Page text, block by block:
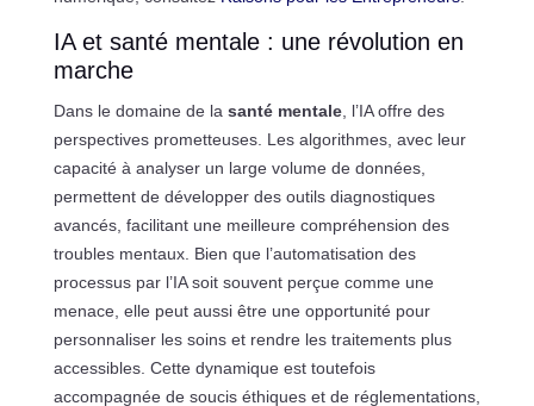
IA et santé mentale : une révolution en
marche
Dans le domaine de la santé mentale, l’IA offre des
perspectives prometteuses. Les algorithmes, avec leur
capacité à analyser un large volume de données,
permettent de développer des outils diagnostiques
avancés, facilitant une meilleure compréhension des
troubles mentaux. Bien que l’automatisation des
processus par l’IA soit souvent perçue comme une
menace, elle peut aussi être une opportunité pour
personnaliser les soins et rendre les traitements plus
accessibles. Cette dynamique est toutefois
accompagnée de soucis éthiques et de réglementations,